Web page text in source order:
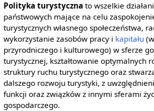
Polityka turystyczna to wszelkie
państwowych mające na celu
turystycznych własnego społeczeństwa,
wykorzystanie zasobów pracy i kapitału
przyrodniczego i kulturowego) w sferze
turystycznej, kształtowanie optymalnych
struktury ruchu turystycznego oraz
dalszego rozwoju turystyki, z
funkcji oraz związków z innymi sferami
gospodarczego.